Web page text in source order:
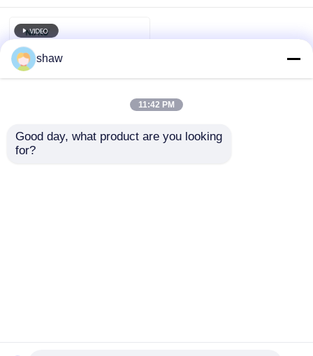
Bản lề cửa tủ
Slide kéo chạy
shaw
11:42 PM
Good day, what product are you looking
for?